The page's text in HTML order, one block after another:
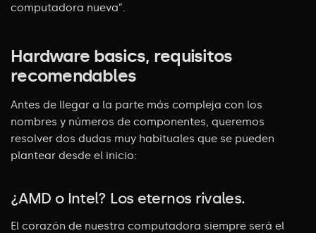
computadora nueva”.
Hardware basics, requisitos
recomendables
Antes de llegar a la parte más compleja con los
nombres y números de componentes, queremos
resolver dos dudas muy habituales que se pueden
plantear desde el inicio:
¿AMD o Intel? Los eternos rivales.
El corazón de nuestra computadora siempre será el